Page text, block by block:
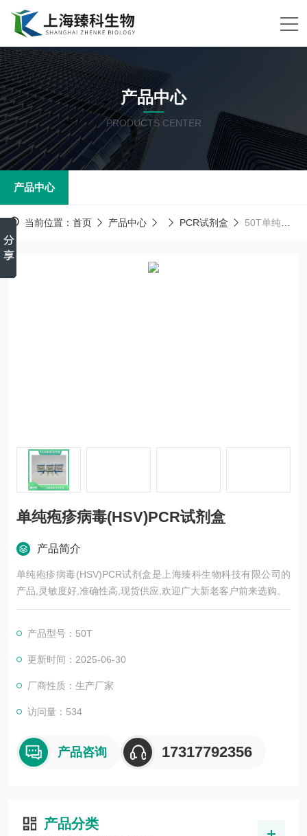
产品中心
PRODUCTS CENTER
产品中心
当前位置： 首页 产品中心 PCR试剂盒 50T单纯疱疹病毒(HSV)PCR试剂盒
单纯疱疹病毒(HSV)PCR试剂盒
产品简介
单纯疱疹病毒(HSV)PCR试剂盒是上海臻科生物科技有限公司的
产品,灵敏度好,准确性高,现货供应,欢迎广大新老客户前来选购。
产品型号：50T
更新时间：2025-06-30
厂商性质：生产厂家
访问量：534
产品咨询 17317792356
产品分类